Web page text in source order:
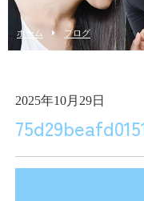
ホーム ブログ
2025年10月29日